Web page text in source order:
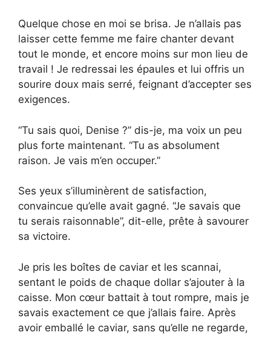
Quelque chose en moi se brisa. Je n’allais pas
laisser cette femme me faire chanter devant
tout le monde, et encore moins sur mon lieu de
travail ! Je redressai les épaules et lui offris un
sourire doux mais serré, feignant d’accepter ses
exigences.
“Tu sais quoi, Denise ?” dis-je, ma voix un peu
plus forte maintenant. “Tu as absolument
raison. Je vais m’en occuper.”
Ses yeux s’illuminèrent de satisfaction,
convaincue qu’elle avait gagné. “Je savais que
tu serais raisonnable”, dit-elle, prête à savourer
sa victoire.
Je pris les boîtes de caviar et les scannai,
sentant le poids de chaque dollar s’ajouter à la
caisse. Mon cœur battait à tout rompre, mais je
savais exactement ce que j’allais faire. Après
avoir emballé le caviar, sans qu’elle ne regarde,